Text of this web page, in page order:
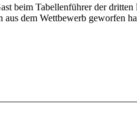
beim Tabellenführer der
dem Wettbewerb geworfen